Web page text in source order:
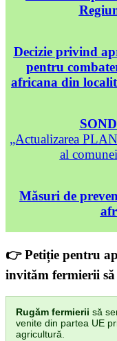
Decizie privind
pentru
africana din
„Actualizarea
al
Măsuri de
👉 Petiție pentru
invităm fermierii să
Rugăm fermierii să
venite din partea UE
agricultură.